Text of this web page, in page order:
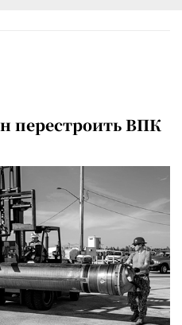
перестроить ВПК